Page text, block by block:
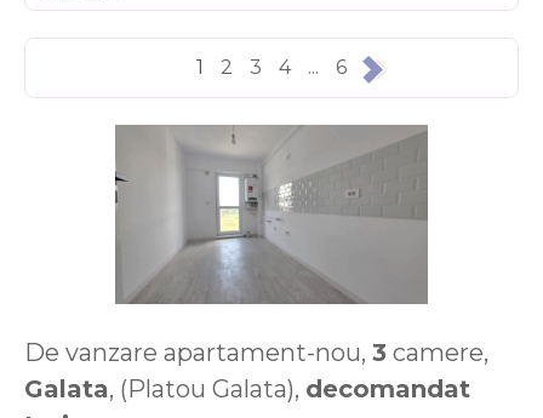
1 2 3 4 ... 6
De vanzare apartament-nou, 3 camere,
Galata, (Platou Galata), decomandat